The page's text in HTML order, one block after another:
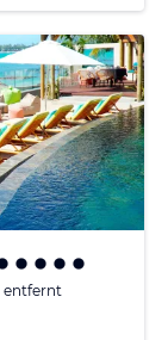
entfernt